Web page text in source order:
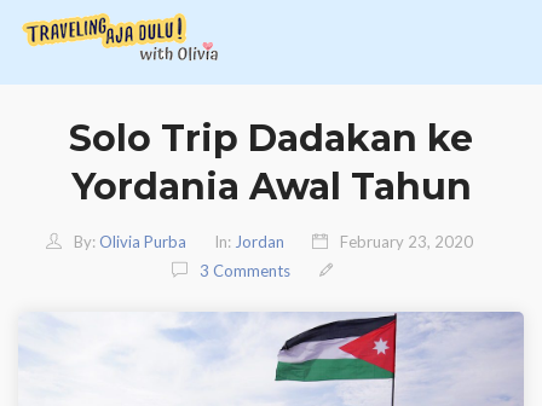
Solo Trip Dadakan ke
Yordania Awal Tahun
By: Olivia Purba In: Jordan
February 23, 2020
3 Comments